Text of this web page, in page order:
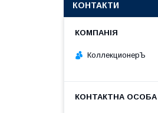
КОНТАКТИ
КоллекционерЪ